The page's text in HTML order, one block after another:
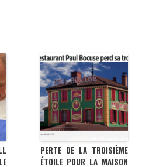
PERTE DE LA TROISIÈME
ÉTOILE POUR LA MAISON